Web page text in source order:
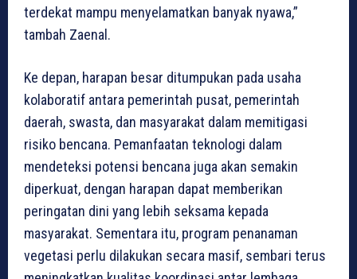
terdekat mampu menyelamatkan banyak nyawa,”
tambah Zaenal.
Ke depan, harapan besar ditumpukan pada usaha
kolaboratif antara pemerintah pusat, pemerintah
daerah, swasta, dan masyarakat dalam memitigasi
risiko bencana. Pemanfaatan teknologi dalam
mendeteksi potensi bencana juga akan semakin
diperkuat, dengan harapan dapat memberikan
peringatan dini yang lebih seksama kepada
masyarakat. Sementara itu, program penanaman
vegetasi perlu dilakukan secara masif, sembari terus